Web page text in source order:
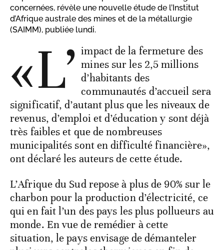
concernées, révèle une nouvelle étude de l’Institut
d’Afrique australe des mines et de la métallurgie
(SAIMM), publiée lundi.
«L’ impact de la fermeture des
mines sur les 2,5 millions
d’habitants des
communautés d’accueil sera
significatif, d’autant plus que les niveaux de
revenus, d’emploi et d’éducation y sont déjà
très faibles et que de nombreuses
municipalités sont en difficulté financière»,
ont déclaré les auteurs de cette étude.
L’Afrique du Sud repose à plus de 90% sur le
charbon pour la production d’électricité, ce
qui en fait l’un des pays les plus pollueurs au
monde. En vue de remédier à cette
situation, le pays envisage de démanteler